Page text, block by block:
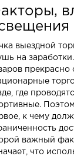
выездной
на
прекрасно
где
к чему
важный
что